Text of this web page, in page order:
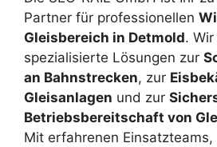
Partner für professionellen
Gleisbereich in Detmold.
spezialisierte Lösungen zur
an Bahnstrecken, zur
Gleisanlagen und zur
Betriebsbereitschaft von
Mit erfahrenen